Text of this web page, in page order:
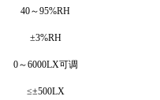
40～95%RH
±3%RH
0～6000LX可调
≤±500LX